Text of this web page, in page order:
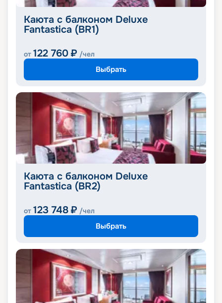
Каюта с балконом Deluxe
Fantastica (BR1)
от 122 760 ₽ /чел
Выбрать
Каюта с балконом Deluxe
Fantastica (BR2)
от 123 748 ₽ /чел
Выбрать